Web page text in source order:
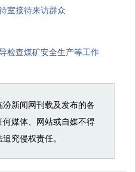
室接待来访群众
检查煤矿安全生产等工作
新闻网刊载及发布的各
媒体、网站或自媒不得
究侵权责任。